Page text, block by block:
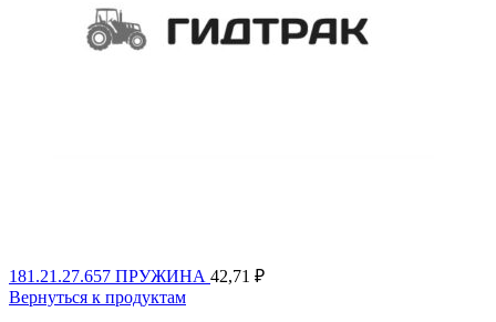
181.21.27.657 ПРУЖИНА 42,71 ₽
Вернуться к продуктам